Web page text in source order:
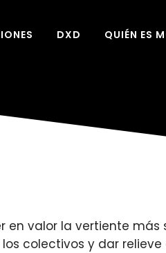
DXD QUIÉN ES
en valor la vertiente
colectivos y dar